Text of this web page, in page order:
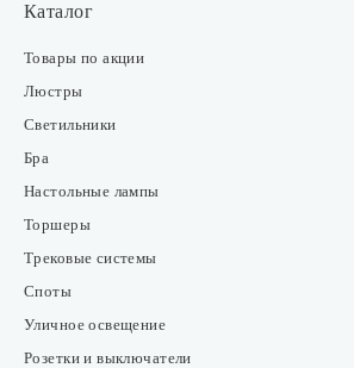
Каталог
Товары по акции
Люстры
Светильники
Бра
Настольные лампы
Торшеры
Трековые системы
Споты
Уличное освещение
Розетки и выключатели